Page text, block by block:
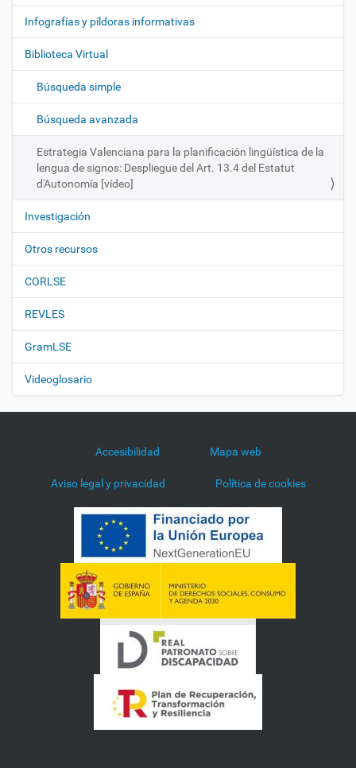
e
g
a
i
n
Infografías y píldoras informativas
Biblioteca Virtual
Búsqueda simple
Búsqueda avanzada
Estrategia Valenciana para la planificación lingüística de la
lengua de signos: Despliegue del Art. 13.4 del Estatut
d'Autonomía [vídeo]
Investigación
Otros recursos
CORLSE
REVLES
GramLSE
Videoglosario
Accesibilidad Mapa web
Aviso legal y privacidad Política de cookies